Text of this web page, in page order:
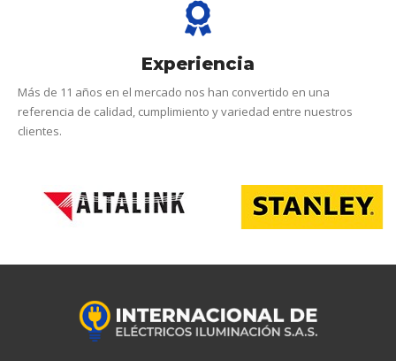
Experiencia
Más de 11 años en el mercado nos han convertido en una
referencia de calidad, cumplimiento y variedad entre nuestros
clientes.